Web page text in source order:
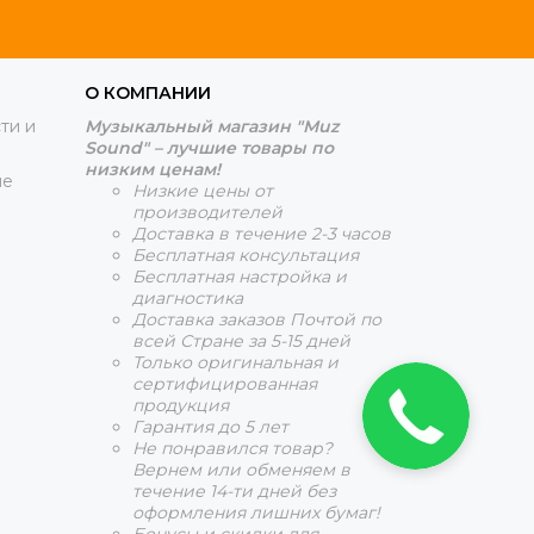
и
О КОМПАНИИ
Музыкальный магазин "Muz
Sound" – лучшие товары по
низким ценам!
Низкие цены от
производителей
Доставка в течение 2-3 часов
Бесплатная консультация
Бесплатная настройка и
диагностика
Доставка заказов Почтой по
всей Стране за 5-15 дней
Только оригинальная и
сертифицированная
продукция
Гарантия до 5 лет
Не понравился товар?
Вернем или обменяем в
течение 14-ти дней без
оформления лишних бумаг!